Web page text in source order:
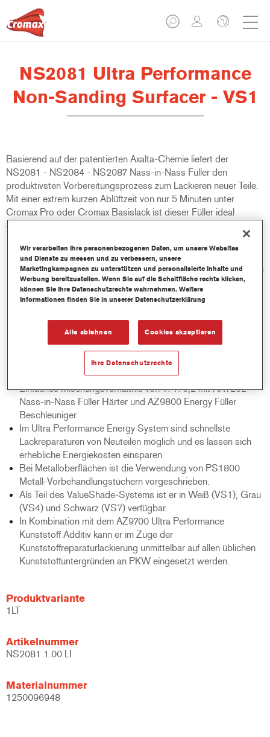
NS2081 Ultra Performance
Non-Sanding Surfacer - VS1
Basierend auf der patentierten Axalta-Chemie liefert der
NS2081 - NS2084 - NS2087 Nass-in-Nass Füller den
produktivsten Vorbereitungsprozess zum Lackieren neuer Teile.
Mit einer extrem kurzen Ablüftzeit von nur 5 Minuten unter
Cromax Pro oder Cromax Basislack ist dieser Füller ideal
geeignet für alle Betriebe, die hohe Durchläufe erreichen wollen.
Produktmerkmale
Nach beeindruckenden 5 Minuten - abhängig von den lokalen
klimatischen Bedingungen - kann bereits mit der
Überlackierung bzw. leichtem Anköpfen der Oberfläche
notwendig.
Das hochwertige Erscheinungsbild sorgt für einen
hervorragenden Glanz nach der Decklackierung.
Sehr einfach in 1 bis 2 Spritzgängen aufzutragen. Mit
ausgezeichnetem Standvermögen an senkrechten Flächen.
Einfaches Mischungsverhältnis von 1: 1: 0,2 mit AR7202
Nass-in-Nass Füller Härter und AZ9800 Energy Füller
Beschleuniger.
Im Ultra Performance Energy System sind schnellste
Lackreparaturen von Neuteilen möglich und es lassen sich
erhebliche Energiekosten einsparen.
Bei Metalloberflächen ist die Verwendung von PS1800
Metall-Vorbehandlungstüchern vorgeschrieben.
Als Teil des ValueShade-Systems ist er in Weiß (VS1), Grau
(VS4) und Schwarz (VS7) verfügbar.
In Kombination mit dem AZ9700 Ultra Performance
Kunststoff Additiv kann er im Zuge der
Kunststoffreparaturlackierung unmittelbar auf allen üblichen
Kunststoffuntergründen an PKW eingesetzt werden.
Produktvariante
1LT
Artikelnummer
NS2081 1.00 LI
Materialnummer
1250096948
Wir verarbeiten Ihre personenbezogenen Daten, um unsere Websites
und Dienste zu messen und zu verbessern, unsere
Marketingkampagnen zu unterstützen und personalisierte Inhalte und
Werbung bereitzustellen. Wenn Sie auf die Schaltfläche rechts klicken,
können Sie Ihre Datenschutzrechte wahrnehmen. Weitere
Informationen finden Sie in unserer Datenschutzerklärung
Alle ablehnen Cookies akzeptieren
Ihre Datenschutzrechte